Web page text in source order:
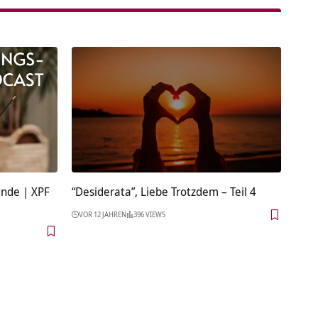
| XPF
“Desiderata”, Liebe Trotzdem – Teil 4
VOR 12 JAHREN 396 VIEWS